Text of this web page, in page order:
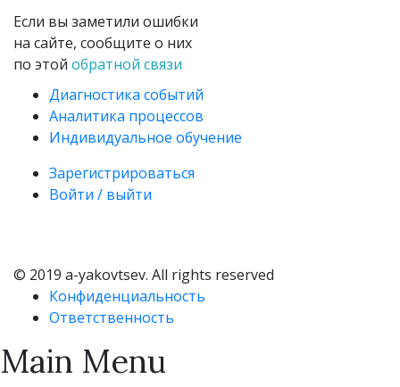
Если вы заметили ошибки
на сайте, сообщите о них
по этой обратной связи
Диагностика событий
Аналитика процессов
Индивидуальное обучение
Зарегистрироваться
Войти / выйти
© 2019 a-yakovtsev. All rights reserved
Конфиденциальность
Ответственность
Main Menu